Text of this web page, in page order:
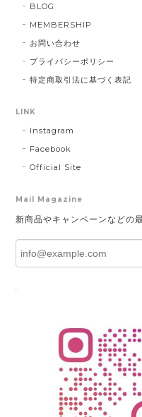
BLOG
MEMBERSHIP
お問い合わせ
プライバシーポリシー
特定商取引法に基づく表記
LINK
Instagram
Facebook
Official Site
Mail Magazine
新商品やキャンペーンなどの